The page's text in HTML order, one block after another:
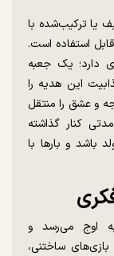
یا ترکیب‌شده با
استفاده است.
دارد؛ یک جعبه
این هدیه را
و عشق را منتقل
کنار گذاشته
باشد و بار‌ها با
به اوج می‌رسد و
ساختنی،